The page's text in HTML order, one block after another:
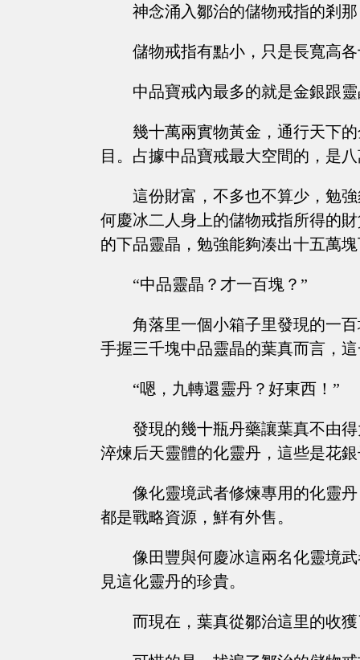
神念涌入鄒治的儲物戒指的剎
儲物戒指有點小，只是長寬高
中品寶戒內最多的就是金銀跟
幾十萬兩實物黃金，通行天下
目。占據中品寶戒最大空間的，是
這份財富，不多也不算少，勉
何慶冰二人身上的儲物戒指所得的
的下品靈晶，勉強能夠湊出十五萬
“中品靈晶？才一百塊？”
角落里一個小箱子里發現的一
手握三千塊中品靈晶的葉真而言，
“嗯，九轉還靈丹？好東西！”
發現的幾十瓶丹藥讓葉真不由
淬煉后天靈體的化靈丹，這些是花
像化靈境武者修煉專用的化靈
都是戰略資源，鮮有外售。
像田豐與何慶冰這兩名化靈境
見這化靈丹的珍貴。
而現在，葉真從鄒治這里的收